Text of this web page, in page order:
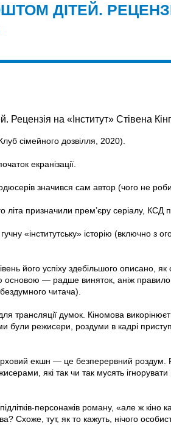
ДІТЕЙ.
сімейного дозвілля, 2020).
екранізації.
значився сам автор (чого не робив
літа призначили прем’єру серіалу, КСД
«інститутську» історію (включно з
його успіху здебільшого описано,
основою — радше виняток, аніж
читача).
трансляції думок. Кіномова
були режисери, роздуми в кадрі
екшн — це безперервний роздум.
які так чи так мусять
персонажів роману, «але ж кіно
Схоже, тут, як то кажуть, нічого